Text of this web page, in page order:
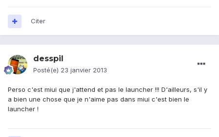
Citer
desspil
Posté(e) 23 janvier 2013
Perso c'est miui que j'attend et pas le launcher !!! D'ailleurs, s'il y
a bien une chose que je n'aime pas dans miui c'est bien le
launcher !